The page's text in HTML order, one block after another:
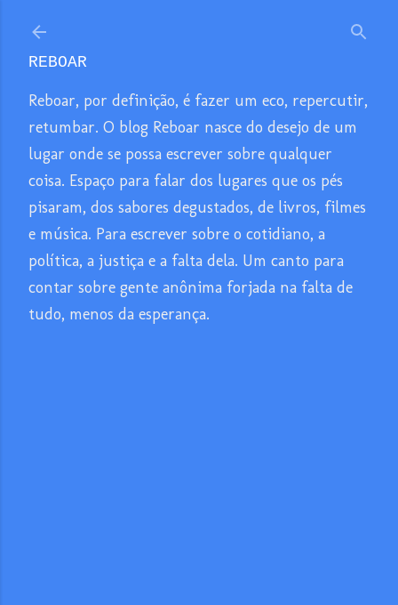
REBOAR
Reboar, por definição, é fazer um eco, repercutir,
retumbar. O blog Reboar nasce do desejo de um
lugar onde se possa escrever sobre qualquer
coisa. Espaço para falar dos lugares que os pés
pisaram, dos sabores degustados, de livros, filmes
e música. Para escrever sobre o cotidiano, a
política, a justiça e a falta dela. Um canto para
contar sobre gente anônima forjada na falta de
tudo, menos da esperança.